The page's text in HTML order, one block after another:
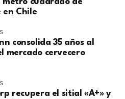
metro cuadrado de
en Chile
consolida 35 años al
mercado cervecero
recupera el sitial «A+» y